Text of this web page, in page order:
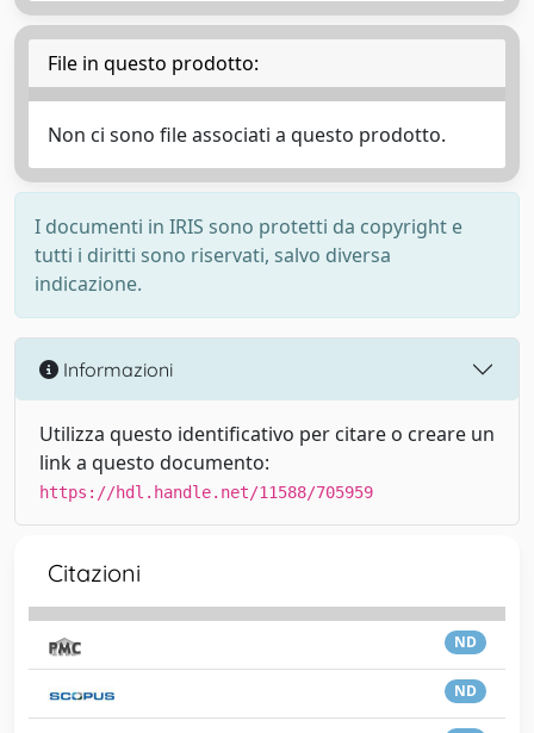
File in questo prodotto:
Non ci sono file associati a questo prodotto.
I documenti in IRIS sono protetti da copyright e
tutti i diritti sono riservati, salvo diversa
indicazione.
Informazioni
Utilizza questo identificativo per citare o creare un
link a questo documento:
https://hdl.handle.net/11588/705959
Citazioni
ND
ND